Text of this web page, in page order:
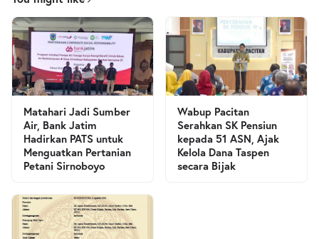
Matahari Jadi Sumber
Air, Bank Jatim
Hadirkan PATS untuk
Menguatkan Pertanian
Petani Sirnoboyo
Wabup Pacitan
Serahkan SK Pensiun
kepada 51 ASN, Ajak
Kelola Dana Taspen
secara Bijak